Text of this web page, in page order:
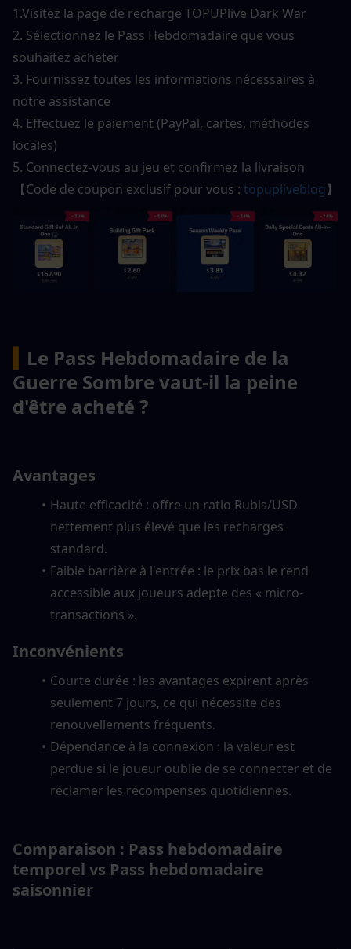
1.Visitez la page de recharge TOPUPlive Dark War
2. Sélectionnez le Pass Hebdomadaire que vous
souhaitez acheter
3. Fournissez toutes les informations nécessaires à
notre assistance
4. Effectuez le paiement (PayPal, cartes, méthodes
locales)
5. Connectez-vous au jeu et confirmez la livraison
【Code de coupon exclusif pour vous : topupliveblog】
Le Pass Hebdomadaire de la
Guerre Sombre vaut-il la peine
d'être acheté ?
Avantages
Haute efficacité : offre un ratio Rubis/USD
nettement plus élevé que les recharges
standard.
Faible barrière à l'entrée : le prix bas le rend
accessible aux joueurs adepte des « micro-
transactions ».
Inconvénients
Courte durée : les avantages expirent après
seulement 7 jours, ce qui nécessite des
renouvellements fréquents.
Dépendance à la connexion : la valeur est
perdue si le joueur oublie de se connecter et de
réclamer les récompenses quotidiennes.
Comparaison : Pass hebdomadaire
temporel vs Pass hebdomadaire
saisonnier